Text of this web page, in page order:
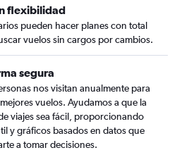
flexibilidad
pueden hacer planes con total
vuelos sin cargos por cambios.
segura
nos visitan anualmente para
vuelos. Ayudamos a que la
viajes sea fácil, proporcionando
y gráficos basados en datos que
a tomar decisiones.